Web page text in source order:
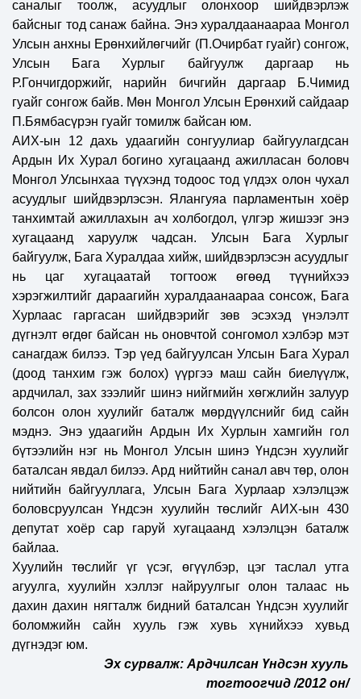
саналыг тоолж, асуудлыг олонхоор шийдвэрлэж
байсныг тод санаж байна. Энэ хуралдаанаараа Монгол
Улсын анхны Ерөнхийлөгчийг (П.Очирбат гуайг) сонгож,
Улсын Бага Хурлыг байгуулж даргаар нь
Р.Гончигдоржийг, нарийн бичгийн даргаар Б.Чимид
гуайг сонгож байв. Мөн Монгол Улсын Ерөнхий сайдаар
П.Бямбасүрэн гуайг томилж байсан юм.
АИХ-ын 12 дахь удаагийн сонгуулиар байгуулагдсан
Ардын Их Хурал богино хугацаанд ажилласан боловч
Монгол Улсынхаа түүхэнд тодоос тод үлдэх олон чухал
асуудлыг шийдвэрлэсэн. Ялангуяа парламентын хоёр
танхимтай ажиллахын ач холбогдол, үлгэр жишээг энэ
хугацаанд харуулж чадсан. Улсын Бага Хурлыг
байгуулж, Бага Хуралдаа хийж, шийдвэрлэсэн асуудлыг
нь цаг хугацаатай тогтоож өгөөд түүнийхээ
хэрэгжилтийг дараагийн хуралдаанаараа сонсож, Бага
Хурлаас гаргасан шийдвэрийг зөв эсэхэд үнэлэлт
дүгнэлт өгдөг байсан нь оновчтой сонгомол хэлбэр мэт
санагдаж билээ. Тэр үед байгуулсан Улсын Бага Хурал
(доод танхим гэж болох) үүргээ маш сайн биелүүлж,
ардчилал, зах зээлийг шинэ нийгмийн хөгжлийн залуур
болсон олон хуулийг баталж мөрдүүлснийг бид сайн
мэднэ. Энэ удаагийн Ардын Их Хурлын хамгийн гол
бүтээлийн нэг нь Монгол Улсын шинэ Үндсэн хуулийг
баталсан явдал билээ. Ард нийтийн санал авч төр, олон
нийтийн байгууллага, Улсын Бага Хурлаар хэлэлцэж
боловсруулсан Үндсэн хуулийн төслийг АИХ-ын 430
депутат хоёр сар гаруй хугацаанд хэлэлцэн баталж
байлаа.
Хуулийн төслийг үг үсэг, өгүүлбэр, цэг таслал утга
агуулга, хуулийн хэллэг найруулгыг олон талаас нь
дахин дахин нягталж бидний баталсан Үндсэн хуулийг
боломжийн сайн хууль гэж хувь хүнийхээ хувьд
дүгнэдэг юм.
Эх сурвалж: Ардчилсан Үндсэн хууль
тогтоогчид /2012 он/